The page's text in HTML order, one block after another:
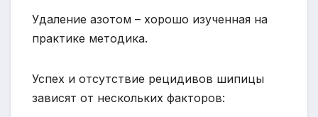
Удаление азотом – хорошо изученная на
практике методика.
Успех и отсутствие рецидивов шипицы
зависят от нескольких факторов: